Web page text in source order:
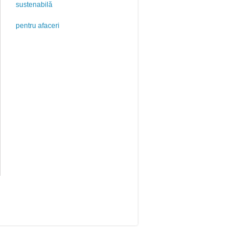
sustenabilă
pentru afaceri